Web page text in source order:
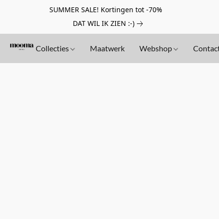
SUMMER SALE! Kortingen tot -70%
DAT WIL IK ZIEN :-)
Collecties Maatwerk Webshop